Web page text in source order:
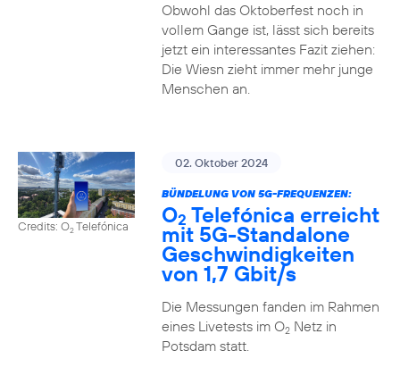
Obwohl das Oktoberfest noch in
vollem Gange ist, lässt sich bereits
jetzt ein interessantes Fazit ziehen:
Die Wiesn zieht immer mehr junge
Menschen an.
Credits: O2Telefónica
02. Oktober 2024
BÜNDELUNG VON 5G-FREQUENZEN:
O2 Telefónica erreicht
mit 5G-Standalone
Geschwindigkeiten
von 1,7 Gbit/s
Die Messungen fanden im Rahmen
eines Livetests im O2Netz in
Potsdam statt.